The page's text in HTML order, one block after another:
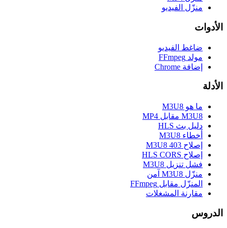
منزّل الفيديو
الأدوات
ضاغط الفيديو
مولد FFmpeg
إضافة Chrome
الأدلة
ما هو M3U8
M3U8 مقابل MP4
دليل بث HLS
أخطاء M3U8
إصلاح M3U8 403
إصلاح HLS CORS
فشل تنزيل M3U8
منزّل M3U8 آمن
المنزّل مقابل FFmpeg
مقارنة المشغلات
الدروس